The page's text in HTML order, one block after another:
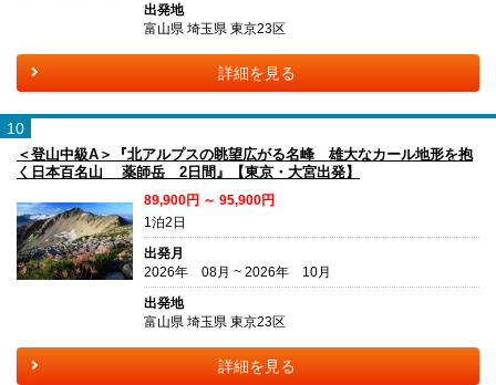
出発地
富山県 埼玉県 東京23区
詳細を見る
10
＜登山中級A＞『北アルプスの眺望広がる名峰 雄大なカール地形を抱
く日本百名山 薬師岳 2日間』【東京・大宮出発】
89,900円 ～ 95,900円
1泊2日
出発月
2026年 08月 ~ 2026年 10月
出発地
富山県 埼玉県 東京23区
詳細を見る